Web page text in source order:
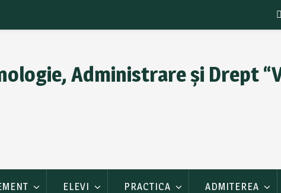
Administrare și Drept
ELEVI PRACTICA ADMITEREA